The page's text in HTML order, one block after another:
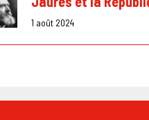
1 août 2024